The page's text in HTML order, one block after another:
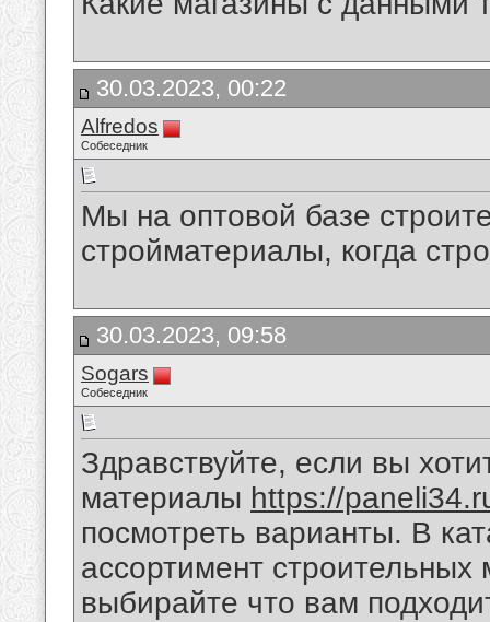
30.03.2023, 00:22
Alfredos
Собеседник
Мы на оптовой базе
стройматериалы, когда
30.03.2023, 09:58
Sogars
Собеседник
Здравствуйте, если вы
материалы https://
посмотреть варианты. В
ассортимент
выбирайте что вам